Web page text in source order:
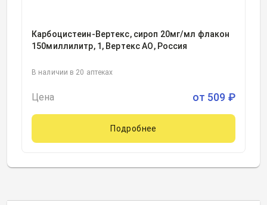
Карбоцистеин-Вертекс, сироп 20мг/мл флакон
150миллилитр, 1, Вертекс АО, Россия
В наличии в 20 аптеках
Цена от 509 ₽
Подробнее